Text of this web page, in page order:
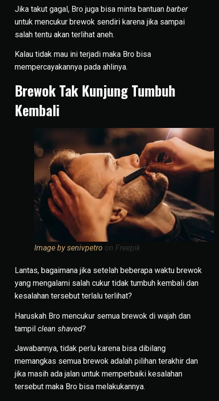
Jika takut gagal, Bro juga bisa minta bantuan barber
untuk mencukur brewok sendiri karena jika sampai
salah tentu akan terlihat aneh.
Kalau tidak mau ini terjadi maka Bro bisa
mempercayakannya pada ahlinya.
Brewok Tak Kunjung Tumbuh
Kembali
Image by senivpetro on Freepik
Lantas, bagaimana jika setelah beberapa waktu brewok
yang mengalami salah cukur tidak tumbuh kembali dan
kesalahan tersebut terlalu terlihat?
Haruskah Bro mencukur semua brewok di wajah dan
tampil clean shaved?
Jawabannya, tidak perlu karena bisa dibilang
memangkas semua brewok adalah pilihan terakhir dan
jika masih ada jalan untuk memperbaiki kesalahan
tersebut maka Bro bisa melakukannya.